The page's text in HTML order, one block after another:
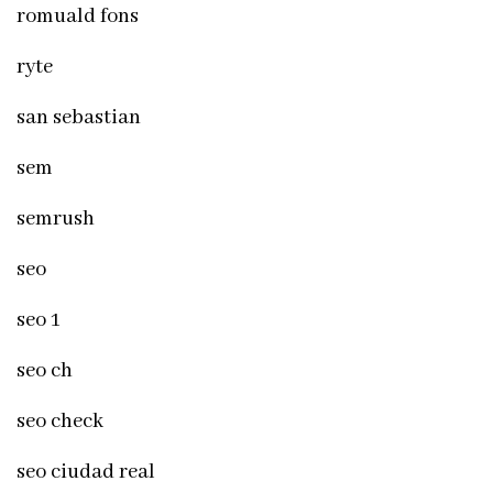
romuald fons
ryte
san sebastian
sem
semrush
seo
seo 1
seo ch
seo check
seo ciudad real